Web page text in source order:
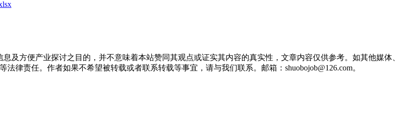
及方便产业探讨之目的，并不意味着本站赞同其观点或证实其内容的真实性，文章内容仅供参考。如其他媒体、
律责任。作者如果不希望被转载或者联系转载等事宜，请与我们联系。邮箱：shuobojob@126.com。